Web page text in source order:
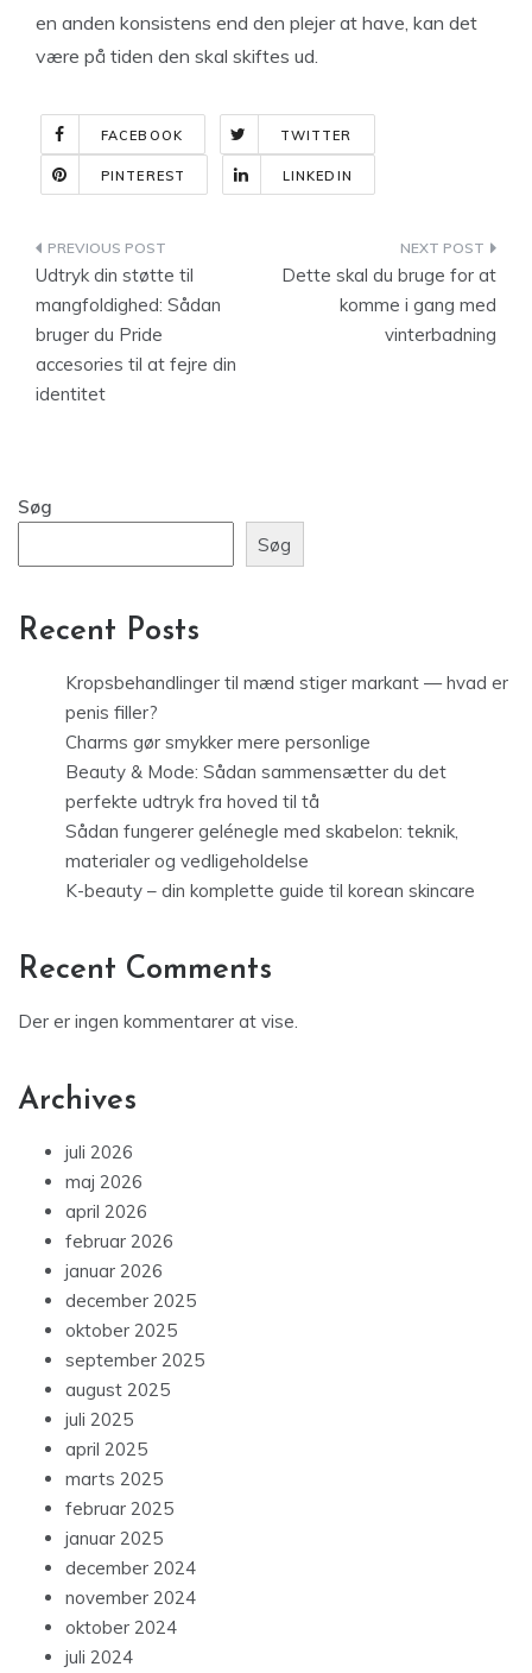
en anden konsistens end den plejer at have, kan det
være på tiden den skal skiftes ud.
FACEBOOK TWITTER
PINTEREST LINKEDIN
Indlægsnavigation
Udtryk din støtte til
mangfoldighed: Sådan
bruger du Pride
accesories til at fejre din
identitet
Dette skal du bruge for at
komme i gang med
vinterbadning
Søg
Søg
Recent Posts
Kropsbehandlinger til mænd stiger markant — hvad er
penis filler?
Charms gør smykker mere personlige
Beauty & Mode: Sådan sammensætter du det
perfekte udtryk fra hoved til tå
Sådan fungerer gelénegle med skabelon: teknik,
materialer og vedligeholdelse
K-beauty – din komplette guide til korean skincare
Recent Comments
Der er ingen kommentarer at vise.
Archives
juli 2026
maj 2026
april 2026
februar 2026
januar 2026
december 2025
oktober 2025
september 2025
august 2025
juli 2025
april 2025
marts 2025
februar 2025
januar 2025
december 2024
november 2024
oktober 2024
juli 2024